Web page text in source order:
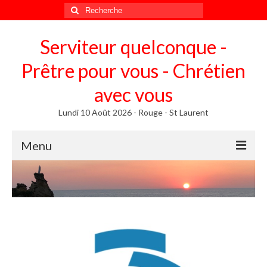
Rechercher
:
Serviteur quelconque -
Prêtre pour vous - Chrétien
avec vous
Lundi 10 Août 2026 - Rouge - St Laurent
Menu
Méditer
Homélies, Poèmes
Homélies de Mariages